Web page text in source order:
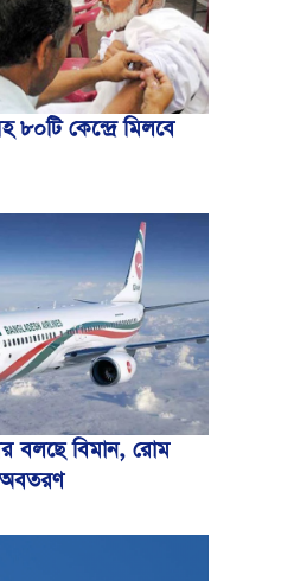
৮০টি কেন্দ্রে মিলবে
বলছে বিমান, রোম
অবতরণ